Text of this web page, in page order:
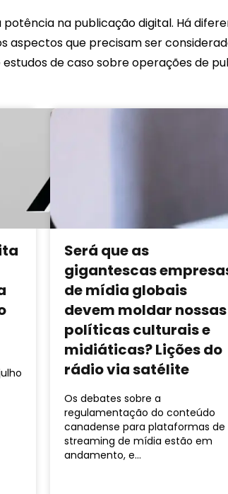
na publicação digital. Há
aspectos que precisam ser
de caso sobre operações de
Será que as
gigantescas
de mídia globais
devem moldar nossas
políticas culturais e
midiáticas? Lições do
rádio via satélite
Os debates sobre a
regulamentação do conteúdo
canadense para plataformas de
streaming de mídia estão em
andamento, e…